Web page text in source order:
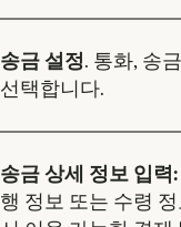
송금 설정. 통화, 송
선택합니다.
송금 상세 정보 입력:
행 정보 또는 수령